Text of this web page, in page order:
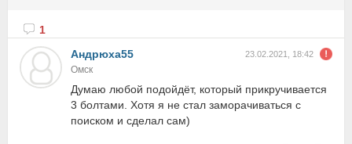
1
Андрюха55
23.02.2021, 18:42
Омск
Думаю любой подойдёт, который прикручивается
3 болтами. Хотя я не стал заморачиваться с
поиском и сделал сам)